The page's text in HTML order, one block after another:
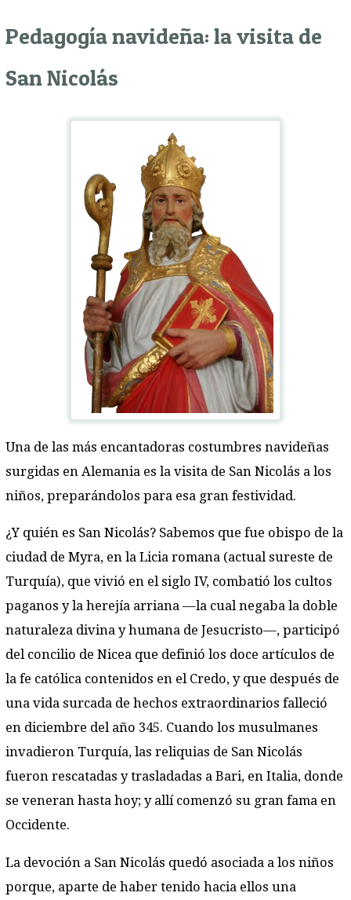
Pedagogía navideña: la visita de
San Nicolás
Una de las más encantadoras costumbres navideñas
surgidas en Alemania es la visita de San Nicolás a los
niños, preparándolos para esa gran festividad.
¿Y quién es San Nicolás? Sabemos que fue obispo de la
ciudad de Myra, en la Licia romana (actual sureste de
Turquía), que vivió en el siglo IV, combatió los cultos
paganos y la herejía arriana —la cual negaba la doble
naturaleza divina y humana de Jesucristo—, participó
del concilio de Nicea que definió los doce artículos de
la fe católica contenidos en el Credo, y que después de
una vida surcada de hechos extraordinarios falleció
en diciembre del año 345. Cuando los musulmanes
invadieron Turquía, las reliquias de San Nicolás
fueron rescatadas y trasladadas a Bari, en Italia, donde
se veneran hasta hoy; y allí comenzó su gran fama en
Occidente.
La devoción a San Nicolás quedó asociada a los niños
porque, aparte de haber tenido hacia ellos una